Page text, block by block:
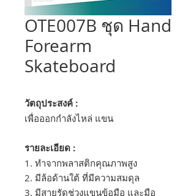
OTE007B ชุด Hand
Forearm
Skateboard
วัตถุประสงค์ :
เพื่อออกกำลังไหล่ แขน
รายละเอียด :
1. ทำจากพลาสติกคุณภาพสูง
2. มีล้อด้านใต้ ที่มีความสมดุล
3. มีสายรัดช่วงแขนข้อมือ และมือ